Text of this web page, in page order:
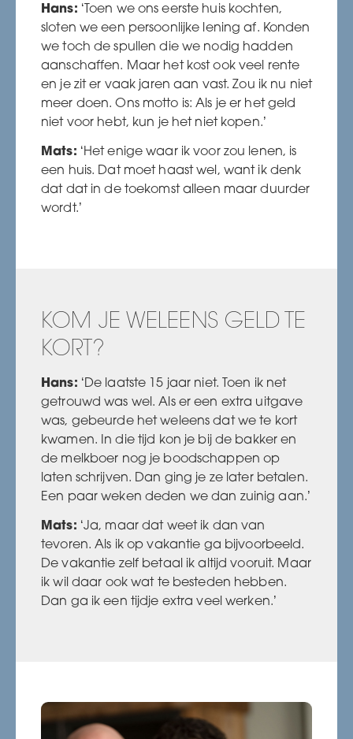
Hans: ‘Toen we ons eerste huis kochten,
sloten we een persoonlijke lening af. Konden
we toch de spullen die we nodig hadden
aanschaffen. Maar het kost ook veel rente
en je zit er vaak jaren aan vast. Zou ik nu niet
meer doen. Ons motto is: Als je er het geld
niet voor hebt, kun je het niet kopen.’
Mats: ‘Het enige waar ik voor zou lenen, is
een huis. Dat moet haast wel, want ik denk
dat dat in de toekomst alleen maar duurder
wordt.’
KOM JE WELEENS GELD TE
KORT?
Hans: ‘De laatste 15 jaar niet. Toen ik net
getrouwd was wel. Als er een extra uitgave
was, gebeurde het weleens dat we te kort
kwamen. In die tijd kon je bij de bakker en
de melkboer nog je boodschappen op
laten schrijven. Dan ging je ze later betalen.
Een paar weken deden we dan zuinig aan.’
Mats: ‘Ja, maar dat weet ik dan van
tevoren. Als ik op vakantie ga bijvoorbeeld.
De vakantie zelf betaal ik altijd vooruit. Maar
ik wil daar ook wat te besteden hebben.
Dan ga ik een tijdje extra veel werken.’